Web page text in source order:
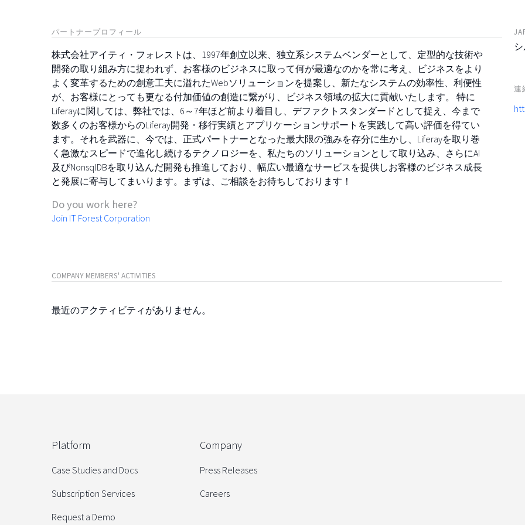
パートナープロフィール
株式会社アイティ・フォレストは、1997年創立以来、独立系システムベンダーとして、定型的な技術や
開発の取り組み方に捉われず、お客様のビジネスに取って何が最適なのかを常に考え、ビジネスをより
よく変革するための創意工夫に溢れたWebソリューションを提案し、新たなシステムの効率性、利便性
が、お客様にとっても更なる付加価値の創造に繋がり、ビジネス領域の拡大に貢献いたします。 特に
Liferayに関しては、弊社では、6～7年ほど前より着目し、デファクトスタンダードとして捉え、今まで
数多くのお客様からのLiferay開発・移行実績とアプリケーションサポートを実践して高い評価を得てい
ます。それを武器に、今では、正式パートナーとなった最大限の強みを存分に生かし、Liferayを取り巻
く急激なスピードで進化し続けるテクノロジーを、私たちのソリューションとして取り込み、さらにAI
及びNonsqlDBを取り込んだ開発も推進しており、幅広い最適なサービスを提供しお客様のビジネス成長
と発展に寄与してまいります。まずは、ご相談をお待ちしております！
Do you work here?
Join IT Forest Corporation
COMPANY MEMBERS' ACTIVITIES
最近のアクティビティがありません。
連
Platform
Case Studies and Docs
Subscription Services
Request a Demo
Company
Press Releases
Careers